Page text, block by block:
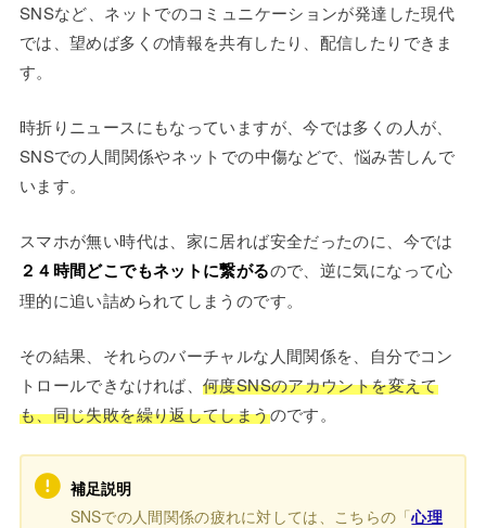
SNSなど、ネットでのコミュニケーションが発達した現代
では、望めば多くの情報を共有したり、配信したりできま
す。
時折りニュースにもなっていますが、今では多くの人が、
SNSでの人間関係やネットでの中傷などで、悩み苦しんで
います。
スマホが無い時代は、家に居れば安全だったのに、今では
２４時間どこでもネットに繋がるので、逆に気になって心
理的に追い詰められてしまうのです。
その結果、それらのバーチャルな人間関係を、自分でコン
トロールできなければ、何度SNSのアカウントを変えて
も、同じ失敗を繰り返してしまうのです。
補足説明
SNSでの人間関係の疲れに対しては、こちらの「心理